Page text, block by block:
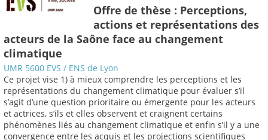
Offre de thèse : Perceptions,
actions et représentations des
acteurs de la Saône face au changement
climatique
UMR 5600 EVS / ENS de Lyon
Ce projet vise 1) à mieux comprendre les perceptions et les
représentations du changement climatique pour évaluer s’il
s’agit d’une question prioritaire ou émergente pour les acteurs
et actrices, s’ils et elles observent et craignent certains
phénomènes liés au changement climatique et enfin s’il y a une
convergence entre les acquis et les projections scientifiques